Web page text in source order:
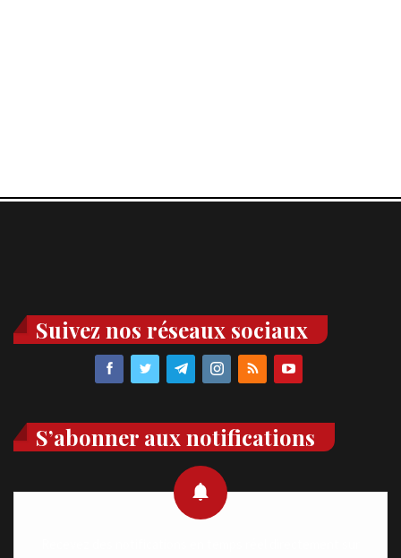
Suivez nos réseaux sociaux
S’abonner aux notifications